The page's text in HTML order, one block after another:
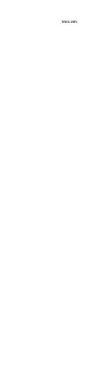
ניווט באתר